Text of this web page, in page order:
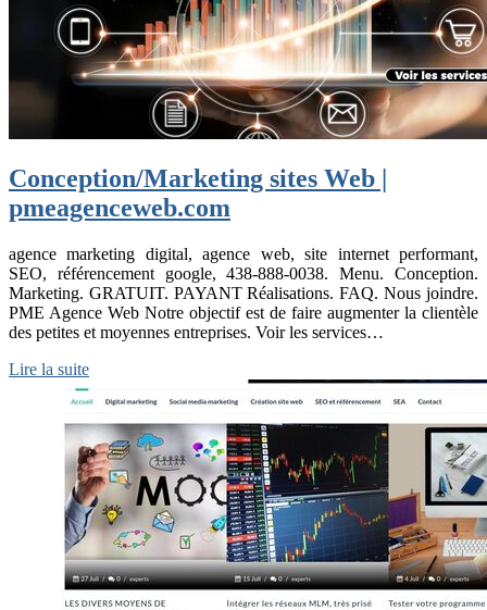
Conception/Marketing sites Web |
pmeagenceweb.com
agence marketing digital, agence web, site internet performant,
SEO, référencement google, 438-888-0038. Menu. Conception.
Marketing. GRATUIT. PAYANT Réalisations. FAQ. Nous joindre.
PME Agence Web Notre objectif est de faire augmenter la clientèle
des petites et moyennes entreprises. Voir les services…
Lire la suite